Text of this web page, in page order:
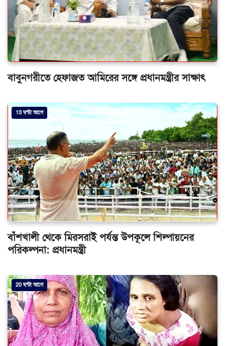
বাবুনগরীতে হেফাজত আমিরের সঙ্গে প্রধানমন্ত্রীর সাক্ষাৎ
13 ঘন্টা আগে
বাঁশখালী থেকে মিরসরাই পর্যন্ত উপকূলে শিল্পায়নের
পরিকল্পনা: প্রধানমন্ত্রী
20 ঘন্টা আগে